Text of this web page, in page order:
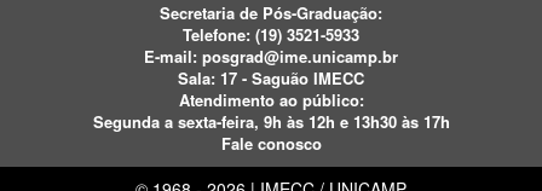
Secretaria de Pós-Graduação:
Telefone: (19) 3521-5933
E-mail: posgrad@ime.unicamp.br
Sala: 17 - Saguão IMECC
Atendimento ao público:
Segunda a sexta-feira, 9h às 12h e 13h30 às 17h
Fale conosco